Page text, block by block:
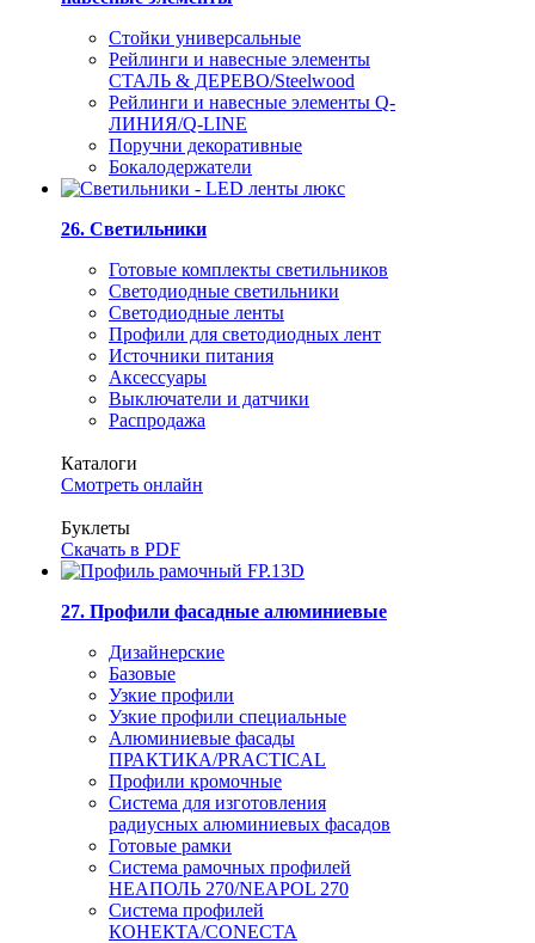
Стойки универсальные
Рейлинги и навесные элементы
СТАЛЬ & ДЕРЕВО/Steelwood
Рейлинги и навесные элементы Q-
ЛИНИЯ/Q-LINE
Поручни декоративные
Бокалодержатели
26. Светильники
Готовые комплекты светильников
Светодиодные светильники
Светодиодные ленты
Профили для светодиодных лент
Источники питания
Аксессуары
Выключатели и датчики
Распродажа
Каталоги
Смотреть онлайн
Буклеты
Скачать в PDF
27. Профили фасадные алюминиевые
Дизайнерские
Базовые
Узкие профили
Узкие профили специальные
Алюминиевые фасады
ПРАКТИКА/PRACTICAL
Профили кромочные
Система для изготовления
радиусных алюминиевых фасадов
Готовые рамки
Система рамочных профилей
НЕАПОЛЬ 270/NEAPOL 270
Система профилей
КОНЕКТА/CONECTA